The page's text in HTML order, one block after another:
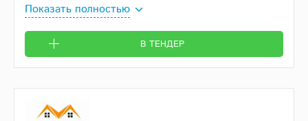
Показать полностью
В ТЕНДЕР